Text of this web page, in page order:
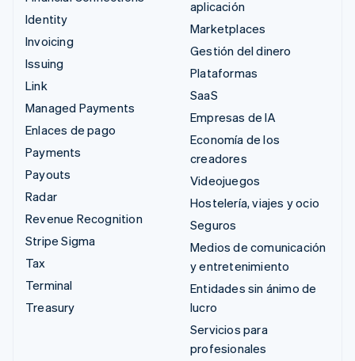
Identity
Invoicing
Issuing
Link
Managed Payments
Enlaces de pago
Payments
Payouts
Radar
Revenue Recognition
Stripe Sigma
Tax
Terminal
Treasury
aplicación
Marketplaces
Gestión del dinero
Plataformas
SaaS
Empresas de IA
Economía de los
creadores
Videojuegos
Hostelería, viajes y ocio
Seguros
Medios de comunicación
y entretenimiento
Entidades sin ánimo de
lucro
Servicios para
profesionales